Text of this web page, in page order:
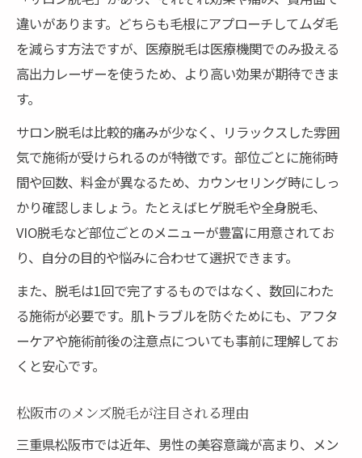
サロン脱毛が松阪の男性に人気な理由
脱毛効果と通う回数の違いを徹底比較
痛みやダウンタイムの違いを具体紹介
松阪のメンズ脱毛で清潔感を手に入れる方法
脱毛で得られる清潔感と印象アップ効果
松阪市のヒゲ脱毛が支持される理由
全身脱毛がもたらす快適な毎日の実感
費用と施術の流れからみる松阪男性脱毛の実際
メンズ脱毛の費用相場と予算の考え方
施術の流れとカウンセリングの重要性
追加費用やセット価格の注意点を解説
松阪市でよくある脱毛施術の体験談紹介
違いがあります。どちらも毛根にアプローチしてムダ毛
を減らす方法ですが、医療脱毛は医療機関でのみ扱える
高出力レーザーを使うため、より高い効果が期待できま
す。
サロン脱毛は比較的痛みが少なく、リラックスした雰囲
気で施術が受けられるのが特徴です。部位ごとに施術時
間や回数、料金が異なるため、カウンセリング時にしっ
かり確認しましょう。たとえばヒゲ脱毛や全身脱毛、
VIO脱毛など部位ごとのメニューが豊富に用意されてお
り、自分の目的や悩みに合わせて選択できます。
また、脱毛は1回で完了するものではなく、数回にわた
る施術が必要です。肌トラブルを防ぐためにも、アフタ
ーケアや施術前後の注意点についても事前に理解してお
くと安心です。
松阪市のメンズ脱毛が注目される理由
三重県松阪市では近年、男性の美容意識が高まり、メン